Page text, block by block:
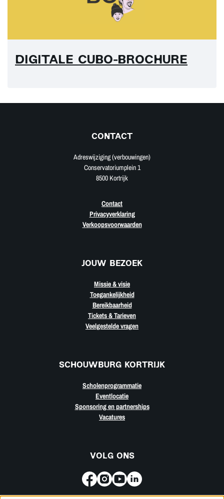
DIGITALE CUBO-BROCHURE
CONTACT
Adreswijziging (verbouwingen)
Conservatoriumplein 1
8500 Kortrijk
Contact
Privacyverklaring
Verkoopsvoorwaarden
JOUW BEZOEK
Missie & visie
Toegankelijkheid
Bereikbaarheid
Tickets & Tarieven
Veelgestelde vragen
SCHOUWBURG KORTRIJK
Scholenprogrammatie
Eventlocatie
Sponsoring en partnerships
Vacatures
VOLG ONS